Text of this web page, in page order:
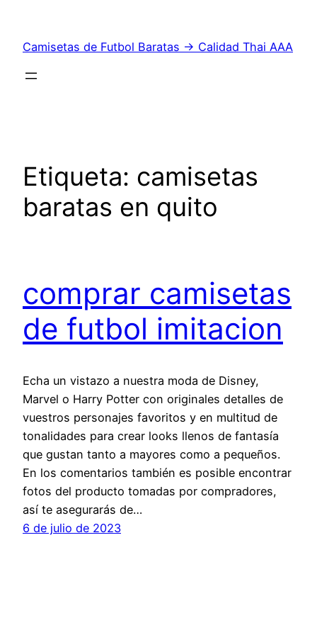
contenido
Camisetas de Futbol Baratas → Calidad Thai AAA
Etiqueta: camisetas
baratas en quito
comprar camisetas
de futbol imitacion
Echa un vistazo a nuestra moda de Disney,
Marvel o Harry Potter con originales detalles de
vuestros personajes favoritos y en multitud de
tonalidades para crear looks llenos de fantasía
que gustan tanto a mayores como a pequeños.
En los comentarios también es posible encontrar
fotos del producto tomadas por compradores,
así te asegurarás de…
6 de julio de 2023